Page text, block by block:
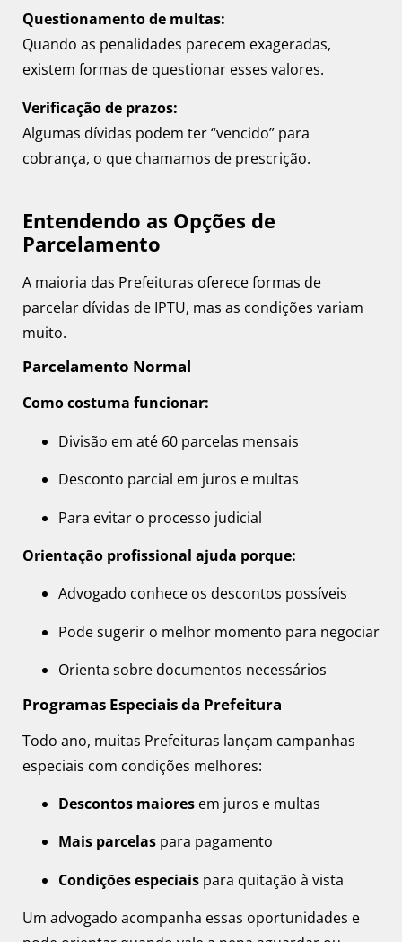
Questionamento de multas:
Quando as penalidades parecem exageradas,
existem formas de questionar esses valores.
Verificação de prazos:
Algumas dívidas podem ter “vencido” para
cobrança, o que chamamos de prescrição.
Entendendo as Opções de
Parcelamento
A maioria das Prefeituras oferece formas de
parcelar dívidas de IPTU, mas as condições variam
muito.
Parcelamento Normal
Como costuma funcionar:
Divisão em até 60 parcelas mensais
Desconto parcial em juros e multas
Para evitar o processo judicial
Orientação profissional ajuda porque:
Advogado conhece os descontos possíveis
Pode sugerir o melhor momento para negociar
Orienta sobre documentos necessários
Programas Especiais da Prefeitura
Todo ano, muitas Prefeituras lançam campanhas
especiais com condições melhores:
Descontos maiores em juros e multas
Mais parcelas para pagamento
Condições especiais para quitação à vista
Um advogado acompanha essas oportunidades e